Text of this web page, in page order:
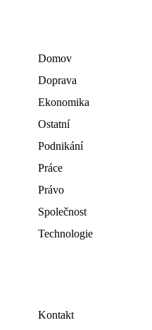
Domov
Doprava
Ekonomika
Ostatní
Podnikání
Práce
Právo
Společnost
Technologie
Kontakt